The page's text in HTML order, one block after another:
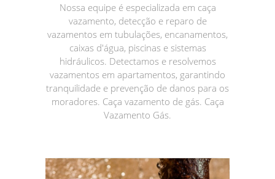
Nossa equipe é especializada em caça
vazamento, detecção e reparo de
vazamentos em tubulações, encanamentos,
caixas d'água, piscinas e sistemas
hidráulicos. Detectamos e resolvemos
vazamentos em apartamentos, garantindo
tranquilidade e prevenção de danos para os
moradores. Caça vazamento de gás. Caça
Vazamento Gás.